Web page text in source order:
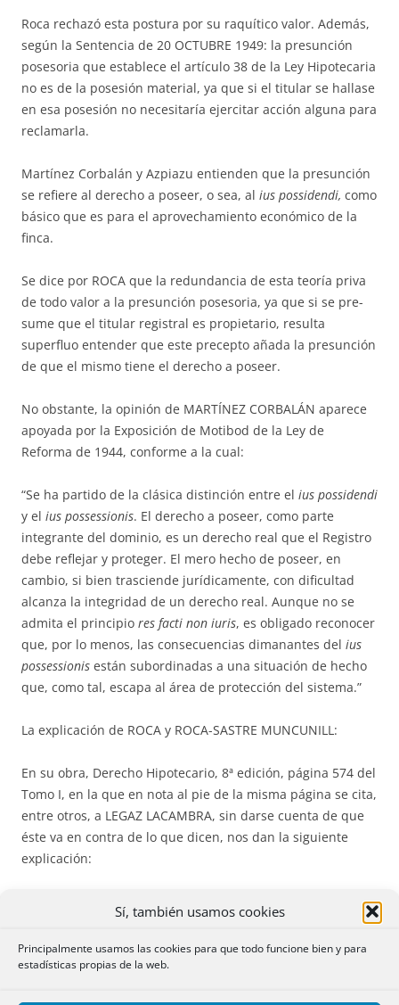
Sí, también usamos cookies
Principalmente usamos las cookies para que todo funcione bien y para
estadísticas propias de la web.
Roca rechazó esta postura por su raquítico valor. Además,
según la Sentencia de 20 OCTUBRE 1949: la presunción
posesoria que establece el artículo 38 de la Ley Hipotecaria
no es de la posesión material, ya que si el titular se hallase
en esa po­se­sión no ne­cesitaría ejercitar acción alguna para
reclamarla.
Martínez Corbalán y Azpiazu entienden que la presunción
se refie­re al derecho a poseer, o sea, al ius possidendi, como
bá­sico que es para el aprovechamiento económico de la
finca.
Se dice por ROCA que la re­dundancia de esta teoría priva
de todo valor a la presunción posesoria, ya que si se pre­
sume que el titular registral es propietario, resulta
superfluo entender que este precepto añada la presun­ción
de que el mismo tiene el derecho a poseer.
No obstante, la opinión de MARTÍNEZ CORBALÁN aparece
apoyada por la Exposición de Motibod de la Ley de
Reforma de 1944, conforme a la cual:
“Se ha partido de la clásica distinción entre el ius possidendi
y el ius pos­sessionis. El derecho a poseer, como parte
integrante del dominio, es un de­recho real que el Registro
debe reflejar y proteger. El mero hecho de po­seer, en
cambio, si bien trasciende jurídicamente, con dificultad
alcanza la integridad de un derecho real. Aunque no se
admita el principio res fac­ti non iuris, es obli­gado reconocer
que, por lo menos, las conse­cuencias di­ma­nantes del ius
pos­sessionis están subordinadas a una situación de he­cho
que, como tal, es­ca­pa al área de protección del sistema.”
La explicación de ROCA y ROCA-SASTRE MUNCUNILL:
En su obra, Derecho Hipotecario, 8ª edi­­ción, página 574 del
Tomo I, en la que en nota al pie de la misma página se cita,
entre otros, a LEGAZ LA­CAMBRA, sin darse cuenta de que
éste va en contra de lo que dicen, nos dan la siguiente
explicación:
«La Ley Hipotecaria, conforme a su misión, se contenta con
legitimar al titular registral como poseedor del derecho
inscrito a su nombre, pres­cindiendo de momento sí es otra
persona quien efectivamente posee. Si el poseedor de